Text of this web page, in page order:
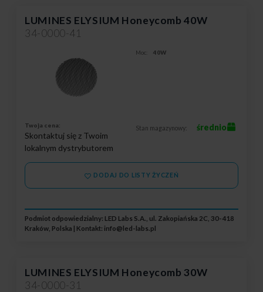
LUMINES ELYSIUM Honeycomb 40W
34-0000-41
Moc: 40W
Twoja cena:
Skontaktuj się z Twoim
lokalnym dystrybutorem
Stan magazynowy: średnio
DODAJ DO LISTY ŻYCZEŃ
Podmiot odpowiedzialny: LED Labs S.A., ul. Zakopiańska 2C, 30-418
Kraków, Polska | Kontakt: info@led-labs.pl
LUMINES ELYSIUM Honeycomb 30W
34-0000-31